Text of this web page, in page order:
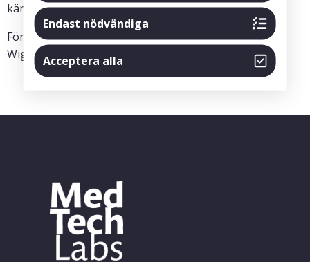
kärlsjukdomar.
För mer information, läs pressmeddelandet från Hans
Wigzells Forskningsstiftelse
Endast nödvändiga
Acceptera alla